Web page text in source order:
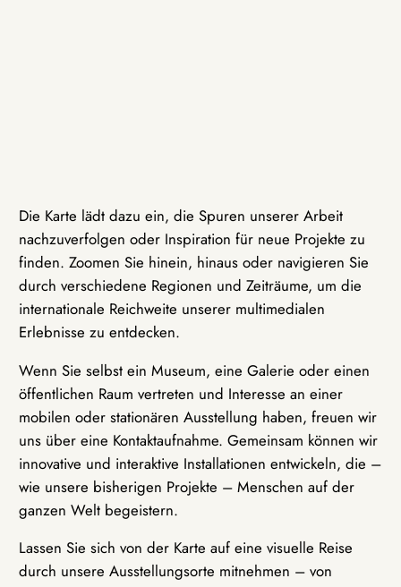
Die Karte lädt dazu ein, die Spuren unserer Arbeit
nachzuverfolgen oder Inspiration für neue Projekte zu
finden. Zoomen Sie hinein, hinaus oder navigieren Sie
durch verschiedene Regionen und Zeiträume, um die
internationale Reichweite unserer multimedialen
Erlebnisse zu entdecken.
Wenn Sie selbst ein Museum, eine Galerie oder einen
öffentlichen Raum vertreten und Interesse an einer
mobilen oder stationären Ausstellung haben, freuen wir
uns über eine Kontaktaufnahme. Gemeinsam können wir
innovative und interaktive Installationen entwickeln, die –
wie unsere bisherigen Projekte – Menschen auf der
ganzen Welt begeistern.
Lassen Sie sich von der Karte auf eine visuelle Reise
durch unsere Ausstellungsorte mitnehmen – von